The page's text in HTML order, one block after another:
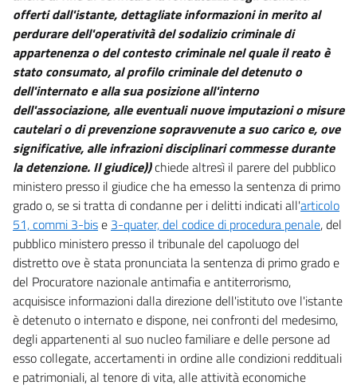
offerti dall'istante, dettagliate informazioni in merito al
perdurare dell'operatività del sodalizio criminale di
appartenenza o del contesto criminale nel quale il reato è
stato consumato, al profilo criminale del detenuto o
dell'internato e alla sua posizione all'interno
dell'associazione, alle eventuali nuove imputazioni o misure
cautelari o di prevenzione sopravvenute a suo carico e, ove
significative, alle infrazioni disciplinari commesse durante
la detenzione. Il giudice))chiede altresì il parere del pubblico
ministero presso il giudice che ha emesso la sentenza di primo
grado o, se si tratta di condanne per i delitti indicati all'articolo
51, commi 3-bise 3-quater, del codice di procedura penale, del
pubblico ministero presso il tribunale del capoluogo del
distretto ove è stata pronunciata la sentenza di primo grado e
del Procuratore nazionale antimafia e antiterrorismo,
acquisisce informazioni dalla direzione dell'istituto ove l'istante
è detenuto o internato e dispone, nei confronti del medesimo,
degli appartenenti al suo nucleo familiare e delle persone ad
esso collegate, accertamenti in ordine alle condizioni reddituali
e patrimoniali, al tenore di vita, alle attività economiche